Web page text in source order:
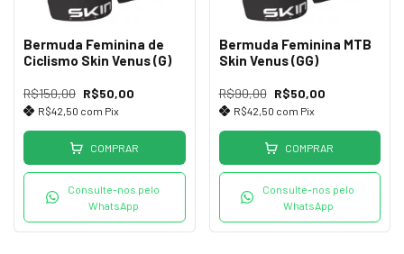
Bermuda Feminina de
Ciclismo Skin Venus (G)
R$150,00 R$50,00
R$42,50 com Pix
COMPRAR
Consulte-nos pelo
WhatsApp
Bermuda Feminina MTB
Skin Venus (GG)
R$90,00 R$50,00
R$42,50 com Pix
COMPRAR
Consulte-nos pelo
WhatsApp